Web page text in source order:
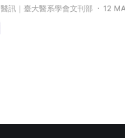
醫訊｜臺大醫系學會文刊部 12